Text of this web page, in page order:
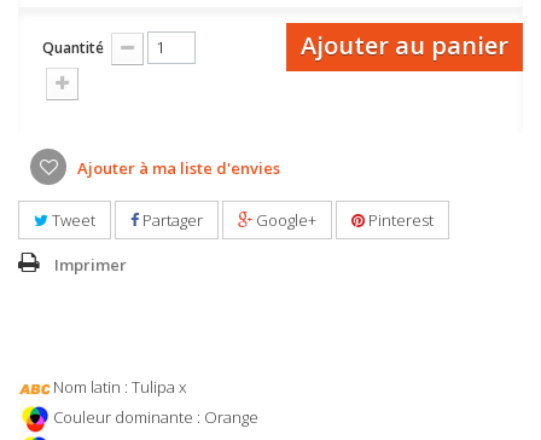
Quantité Ajouter au panier
Ajouter à ma liste d'envies
Tweet Partager Google+ Pinterest
Imprimer
Nom latin : Tulipa x
Couleur dominante : Orange